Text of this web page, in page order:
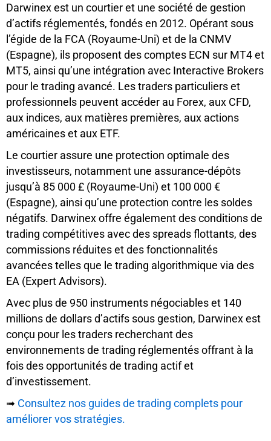
Darwinex est un courtier et une société de gestion
d’actifs réglementés, fondés en 2012. Opérant sous
l’égide de la FCA (Royaume-Uni) et de la CNMV
(Espagne), ils proposent des comptes ECN sur MT4 et
MT5, ainsi qu’une intégration avec Interactive Brokers
pour le trading avancé. Les traders particuliers et
professionnels peuvent accéder au Forex, aux CFD,
aux indices, aux matières premières, aux actions
américaines et aux ETF.
Le courtier assure une protection optimale des
investisseurs, notamment une assurance-dépôts
jusqu’à 85 000 £ (Royaume-Uni) et 100 000 €
(Espagne), ainsi qu’une protection contre les soldes
négatifs. Darwinex offre également des conditions de
trading compétitives avec des spreads flottants, des
commissions réduites et des fonctionnalités
avancées telles que le trading algorithmique via des
EA (Expert Advisors).
Avec plus de 950 instruments négociables et 140
millions de dollars d’actifs sous gestion, Darwinex est
conçu pour les traders recherchant des
environnements de trading réglementés offrant à la
fois des opportunités de trading actif et
d’investissement.
➟ Consultez nos guides de trading complets pour
améliorer vos stratégies.